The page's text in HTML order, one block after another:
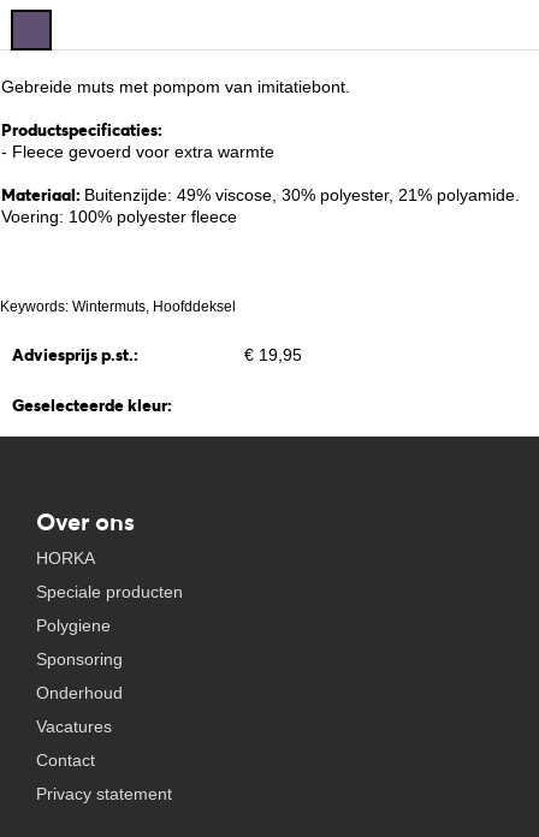
Gebreide muts met pompom van imitatiebont.
Productspecificaties:
- Fleece gevoerd voor extra warmte
Materiaal: Buitenzijde: 49% viscose, 30% polyester, 21% polyamide.
Voering: 100% polyester fleece
Keywords: Wintermuts, Hoofddeksel
Adviesprijs p.st.: € 19,95
Geselecteerde kleur:
Over ons
HORKA
Speciale producten
Polygiene
Sponsoring
Onderhoud
Vacatures
Contact
Privacy statement